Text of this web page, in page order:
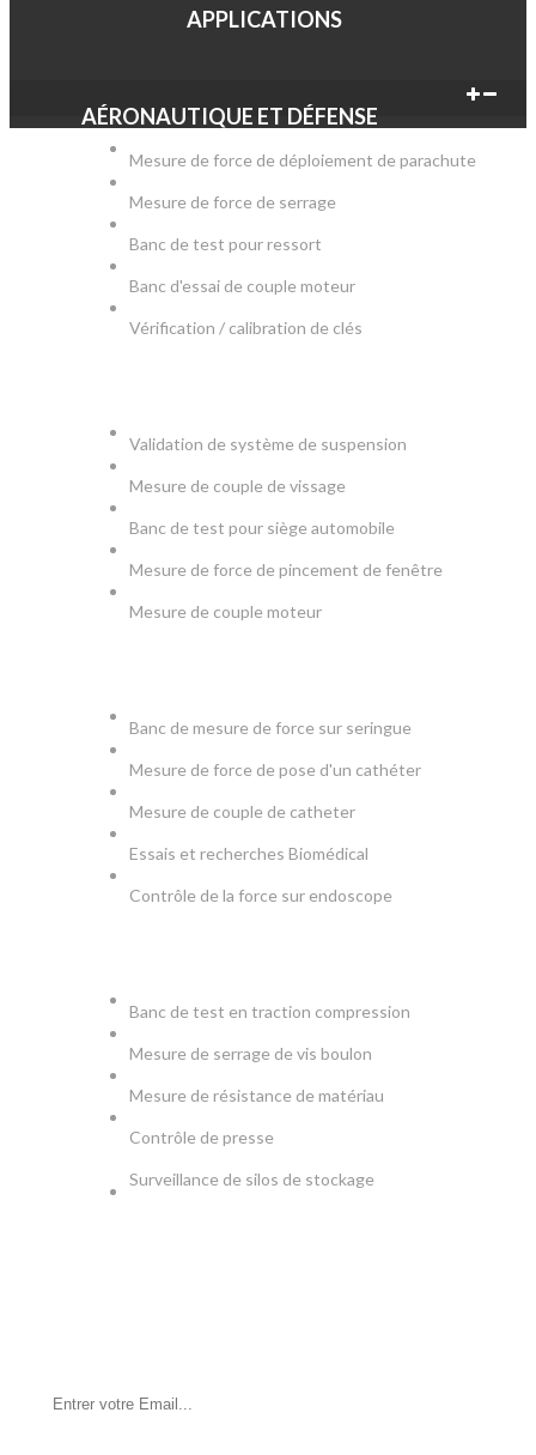
APPLICATIONS
AÉRONAUTIQUE ET DÉFENSE
Mesure de force de déploiement de parachute
Mesure de force de serrage
Banc de test pour ressort
Banc d'essai de couple moteur
Vérification / calibration de clés
Validation de système de suspension
Mesure de couple de vissage
Banc de test pour siège automobile
Mesure de force de pincement de fenêtre
Mesure de couple moteur
Banc de mesure de force sur seringue
Mesure de force de pose d'un cathéter
Mesure de couple de catheter
Essais et recherches Biomédical
Contrôle de la force sur endoscope
Banc de test en traction compression
Mesure de serrage de vis boulon
Mesure de résistance de matériau
Contrôle de presse
Surveillance de silos de stockage